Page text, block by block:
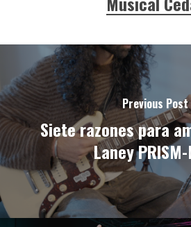
Previous Post
Siete razones para
Laney